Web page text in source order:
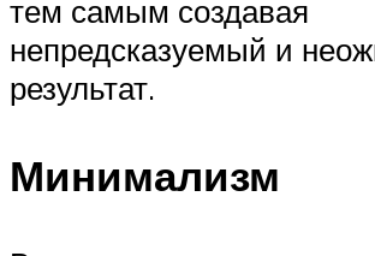
тем самым создавая
непредсказуемый и
результат.
Минимализм